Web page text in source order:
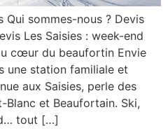
Qui sommes-nous ? Devis
Les Saisies : week-end
cœur du beaufortin Envie
une station familiale et
aux Saisies, perle des
et Beaufortain. Ski,
tout […]